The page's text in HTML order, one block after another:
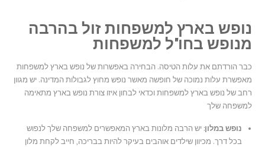
נופש בארץ למשפחות זול בהרבה
מנופש בחו"ל למשפחות
כבר הורדתם את עלות הטיסה. הבחירה באפשרות של נופש בארץ למשפחות
מאפשרת עלות נמוכה של חופשה מאשר נופש מחוץ לגבולות המדינה. יש מגוון
רחב של נופש בארץ למשפחות וכדאי לבחון איזו צורת נופש בארץ מתאימה
למשפחה שלך
נופש במלון: יש הרבה מלונות בארץ המאפשרים למשפחה שלך לנפוש
בכל דרך. מכיוון שילדים אוהבים בעיקר להיות בבריכה, חייב לקחת מלון